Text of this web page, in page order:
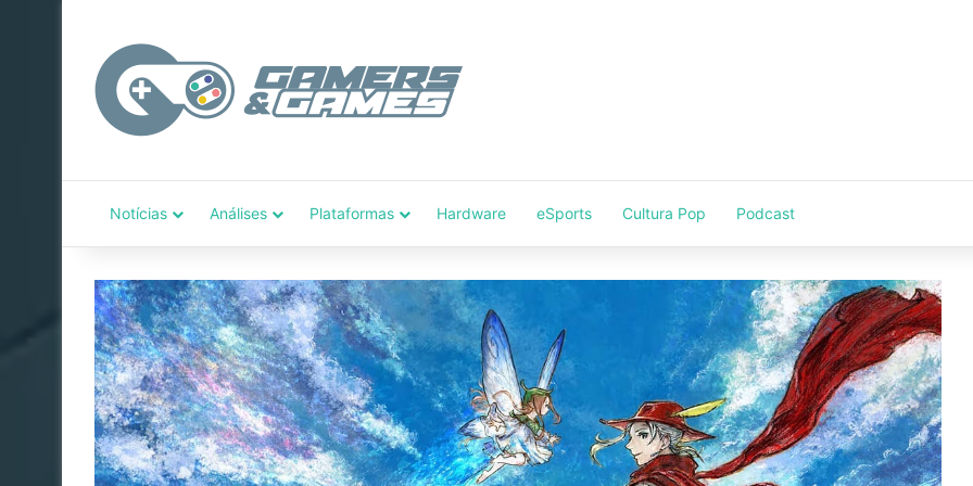
Notícias Análises Plataformas Hardware eSports Cultura Pop Podcast